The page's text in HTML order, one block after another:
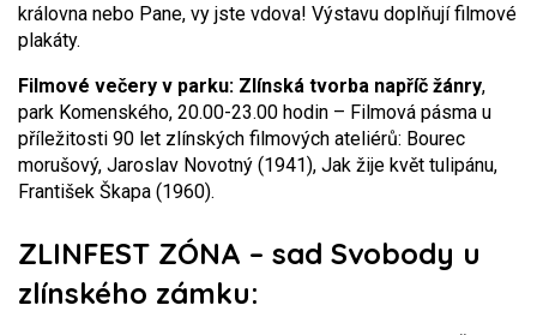
královna nebo Pane, vy jste vdova! Výstavu doplňují filmové
plakáty.
Filmové večery v parku: Zlínská tvorba napříč žánry,
park Komenského, 20.00-23.00 hodin – Filmová pásma u
příležitosti 90 let zlínských filmových ateliérů: Bourec
morušový, Jaroslav Novotný (1941), Jak žije květ tulipánu,
František Škapa (1960).
ZLINFEST ZÓNA – sad Svobody u
zlínského zámku: